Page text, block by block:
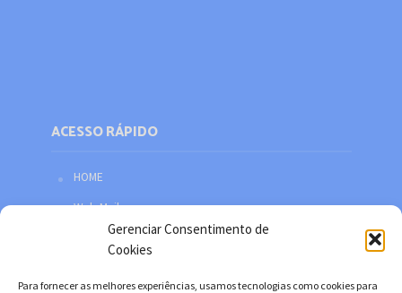
Gerenciar Consentimento de
Cookies
Para fornecer as melhores experiências, usamos tecnologias como cookies para
ACESSO RÁPIDO
HOME
Web Mail
Política de privacidade